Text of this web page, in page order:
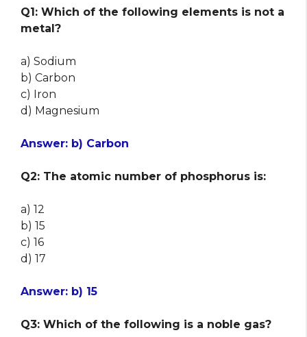
Q1: Which of the following elements is not a
metal?
a) Sodium
b) Carbon
c) Iron
d) Magnesium
Answer: b) Carbon
Q2: The atomic number of phosphorus is:
a) 12
b) 15
c) 16
d) 17
Answer: b) 15
Q3: Which of the following is a noble gas?